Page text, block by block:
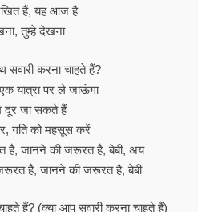
हैं, यह आज है
तुम्हे देखना
सवारी करना चाहते हैं?
यात्रा पर ले जाऊंगा
दूर जा सकते हैं
गति को महसूस करें
है, जानने की जरूरत है, बेबी, अय
है, जानने की जरूरत है, बेबी
हैं? (क्या आप सवारी करना चाहते हैं)